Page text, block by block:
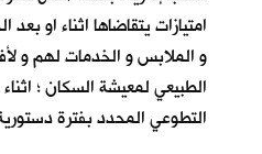
امتيازات يتقاضاها اثناء او
و الملابس و الخدمات لهم و
الطبيعي لمعيشة السكان ؛
التطوعي المحدد بفترة